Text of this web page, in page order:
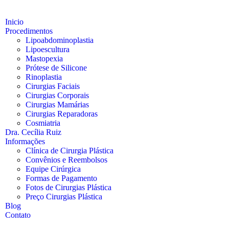
Inicio
Procedimentos
Lipoabdominoplastia
Lipoescultura
Mastopexia
Prótese de Silicone
Rinoplastia
Cirurgias Faciais
Cirurgias Corporais
Cirurgias Mamárias
Cirurgias Reparadoras
Cosmiatria
Dra. Cecília Ruiz
Informações
Clínica de Cirurgia Plástica
Convênios e Reembolsos
Equipe Cirúrgica
Formas de Pagamento
Fotos de Cirurgias Plástica
Preço Cirurgias Plástica
Blog
Contato